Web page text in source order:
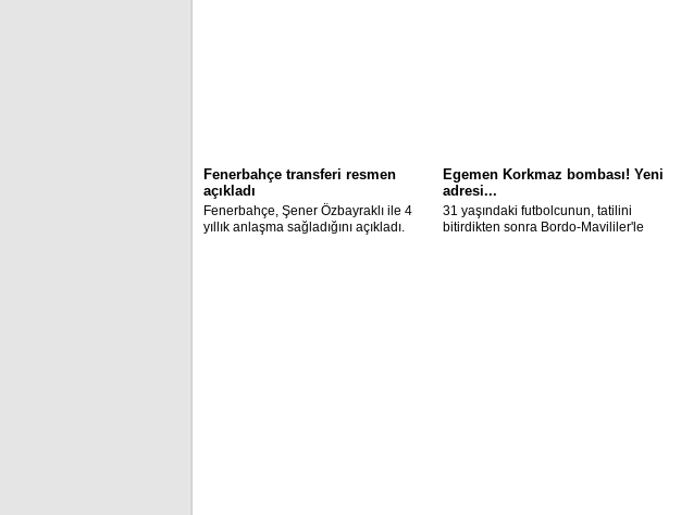
Fenerbahçe transferi resmen
açıkladı
Fenerbahçe, Şener Özbayraklı ile 4
yıllık anlaşma sağladığını açıkladı.
Egemen Korkmaz bombası! Yeni
adresi...
31 yaşındaki futbolcunun, tatilini
bitirdikten sonra Bordo-Mavililer'le